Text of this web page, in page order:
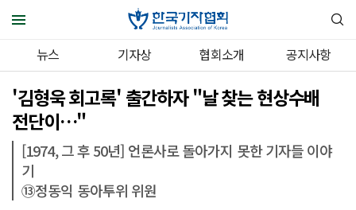
뉴스 기자상 협회소개 공지사항
'김형욱 회고록' 출간하자 "날 찾는 현상수배
전단이…"
[1974, 그 후 50년] 언론사로 돌아가지 못한 기자들 이야
기
⑬정동익 동아투위 위원